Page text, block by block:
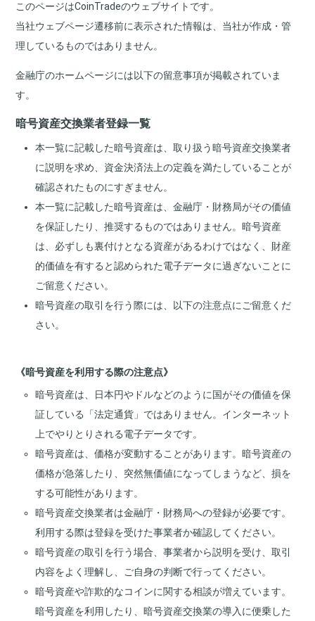
このページはCoinTradeのウェブサイトです。
当社ウェブページ遷移前に表示された情報は、当社が作成・管
理しているものではありません。
金融庁のホームページには以下の留意事項が掲載されていま
す。
暗号資産交換業者登録一覧
本一覧に記載した暗号資産は、取り扱う暗号資産交換業者
に説明を求め、資金決済法上の定義を満たしていることが
確認されたものにすぎません。
本一覧に記載した暗号資産は、金融庁・財務局がその価値
を保証したり、推奨するものではありません。暗号資産
は、必ずしも裏付けとなる資産があるわけではなく、財産
的価値を有すると認められた電子データに過ぎないことに
ご留意ください。
暗号資産の取引を行う際には、以下の注意点にご留意くだ
さい。
《暗号資産を利用する際の注意点》
暗号資産は、日本円やドルなどのように国がその価値を保
証している「法定通貨」ではありません。インターネット
上でやりとりされる電子データです。
暗号資産は、価格が変動することがあります。暗号資産の
価格が急落したり、突然無価値になってしまうなど、損を
する可能性があります。
暗号資産交換業者は金融庁・財務局への登録が必要です。
利用する際は登録を受けた事業者か確認してください。
暗号資産の取引を行う場合、事業者から説明を受け、取引
内容をよく理解し、ご自身の判断で行ってください。
暗号資産や詐欺的なコインに関する相談が増えています。
暗号資産を利用したり、暗号資産交換業の導入に便乗した